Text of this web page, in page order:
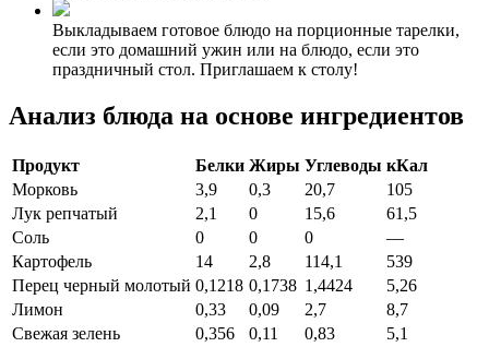
Выкладываем готовое блюдо на порционные тарелки,
если это домашний ужин или на блюдо, если это
праздничный стол. Приглашаем к столу!
Анализ блюда на основе ингредиентов
Продукт Белки Жиры Углеводы кКал
Морковь
3,9 0,3 20,7
105
Лук репчатый
2,1 0 15,6
61,5
Соль
0 0 0
—
Картофель
14 2,8 114,1
539
Перец черный молотый 0,1218 0,1738 1,4424
5,26
Лимон
0,33 0,09 2,7
8,7
Свежая зелень
0,356 0,11 0,83
5,1